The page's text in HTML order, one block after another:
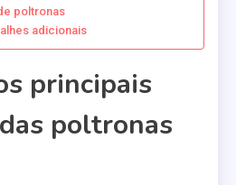
poltronas
adicionais
principais
poltronas